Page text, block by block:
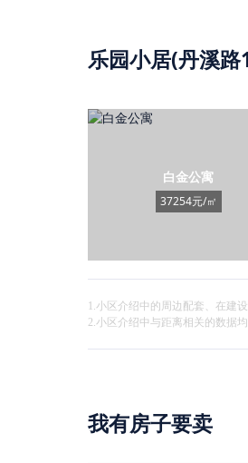
乐园小居(丹溪
白金公寓
37254元/㎡
1.小区介绍中的周边配套、在建
2.小区介绍中与距离相关的数据
我有房子要卖